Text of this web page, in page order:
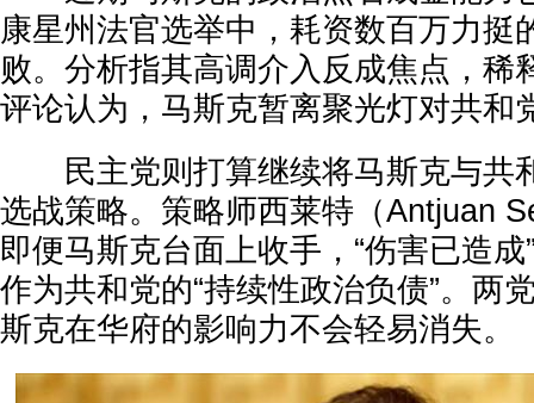
康星州法官选举中，耗资数百万力挺
败。分析指其高调介入反成焦点，稀
评论认为，马斯克暂离聚光灯对共和
民主党则打算继续将马斯克与共
选战策略。策略师西莱特（Antjuan
即便马斯克台面上收手，“伤害已造
作为共和党的“持续性政治负债”。两
斯克在华府的影响力不会轻易消失。